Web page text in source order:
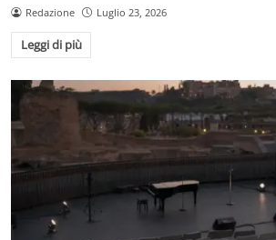
Redazione Luglio 23, 2026
Leggi di più